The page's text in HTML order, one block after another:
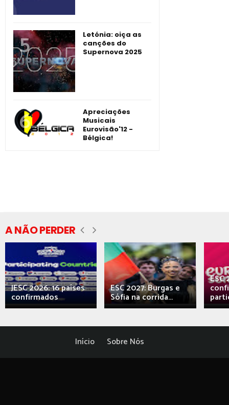
Letónia: oiça as
canções do
Supernova 2025
Apreciações
Musicais
Eurovisão'12 -
Bélgica!
A NÃO PERDER
JESC 2026: 16 países
confirmados
ESC 2027: Burgas e
Sófia na corrida...
ESC
Início Sobre Nós